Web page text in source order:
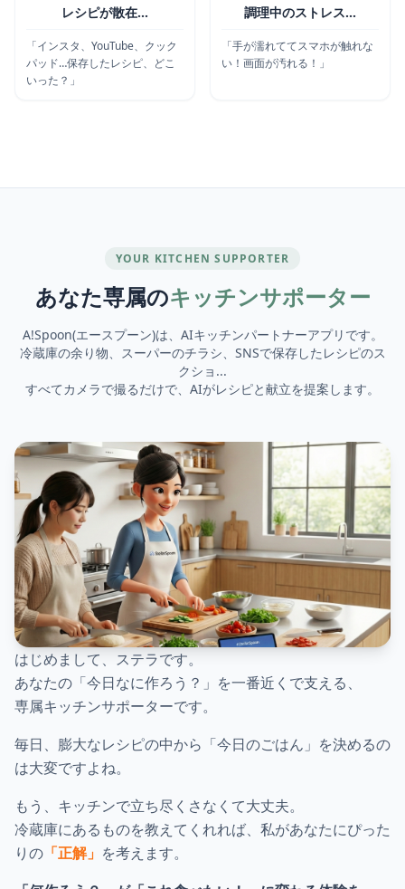
レシピが散在…
「インスタ、YouTube、クック
パッド…保存したレシピ、どこ
いった？」
調理中のストレス…
「手が濡れててスマホが触れな
い！画面が汚れる！」
YOUR KITCHEN SUPPORTER
あなた専属のキッチンサポーター
A!Spoon(エースプーン)は、AIキッチンパートナーアプリです。
冷蔵庫の余り物、スーパーのチラシ、SNSで保存したレシピのス
クショ...
すべてカメラで撮るだけで、AIがレシピと献立を提案します。
はじめまして、ステラです。
あなたの「今日なに作ろう？」を一番近くで支える、
専属キッチンサポーターです。
毎日、膨大なレシピの中から「今日のごはん」を決めるの
は大変ですよね。
もう、キッチンで立ち尽くさなくて大丈夫。
冷蔵庫にあるものを教えてくれれば、私があなたにぴった
りの 「正解」 を考えます。